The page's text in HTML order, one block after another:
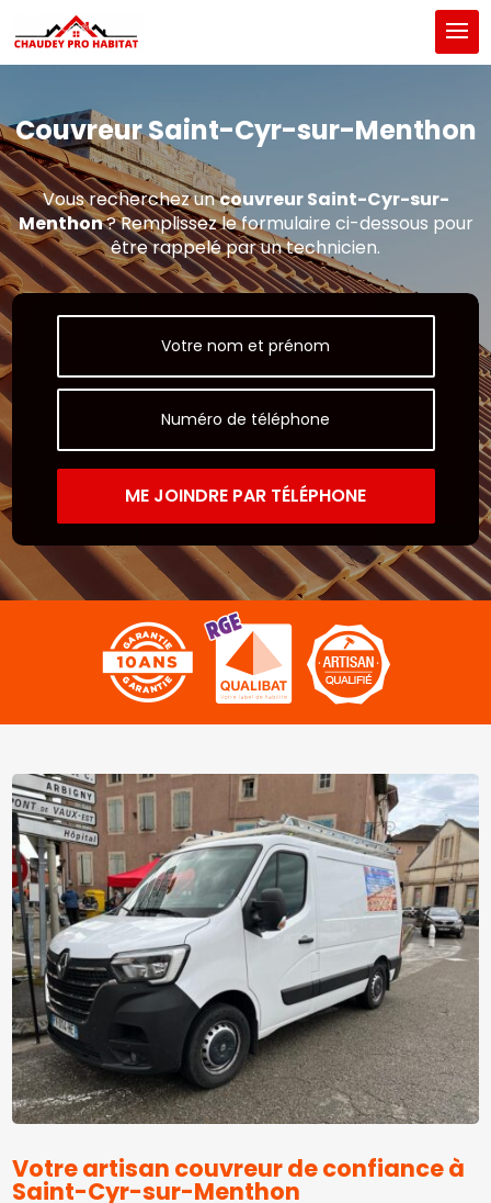
Couvreur Saint-Cyr-sur-Menthon
Vous recherchez uncouvreur Saint-Cyr-sur-
Menthon? Remplissez le formulaire ci-dessous pour
être rappelé par un technicien.
ME JOINDRE PAR TÉLÉPHONE
Votre artisan couvreur de confiance à
Saint-Cyr-sur-Menthon